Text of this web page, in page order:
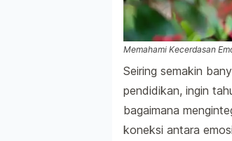
Memahami Kecerdasan
Seiring semakin
pendidikan, ingin
bagaimana
koneksi antara